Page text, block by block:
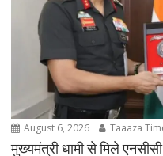
August 6, 2026 Taaaza
मुख्यमंत्री धामी से मिले